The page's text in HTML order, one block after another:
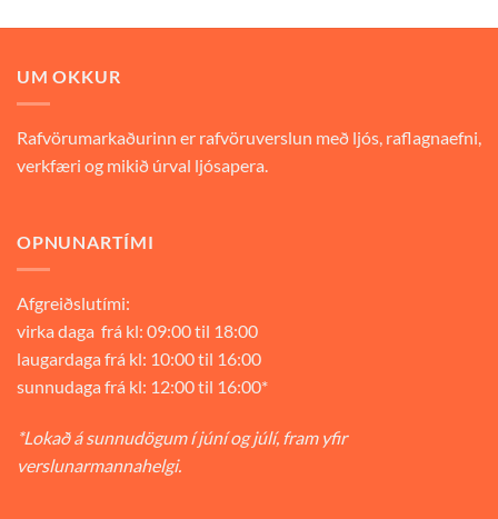
9.900 kr..6.930 kr..
UM OKKUR
Rafvörumarkaðurinn er rafvöruverslun með ljós, raflagnaefni,
verkfæri og mikið úrval ljósapera.
OPNUNARTÍMI
Afgreiðslutími:
virka daga frá kl: 09:00 til 18:00
laugardaga frá kl: 10:00 til 16:00
sunnudaga frá kl: 12:00 til 16:00*
*Lokað á sunnudögum í júní og júlí, fram yfir
verslunarmannahelgi.